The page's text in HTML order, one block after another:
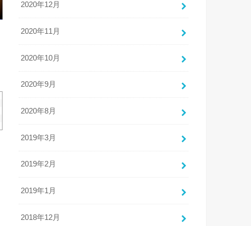
2020年12月
2020年11月
2020年10月
2020年9月
2020年8月
2019年3月
2019年2月
2019年1月
2018年12月